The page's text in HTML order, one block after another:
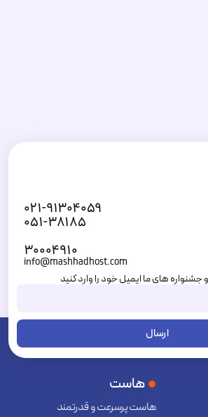
۰۲۱-۹۱۳۰۴۰۵۹
۰۵۱-۳۸۱۸۵
۳۰۰۰۴۹۱۰
info@mashhadhost.com
و جشنواره های ما ایمیل خود را وارد کنید
ارسال
هاست
هاست پرسرعت و قدرتمند